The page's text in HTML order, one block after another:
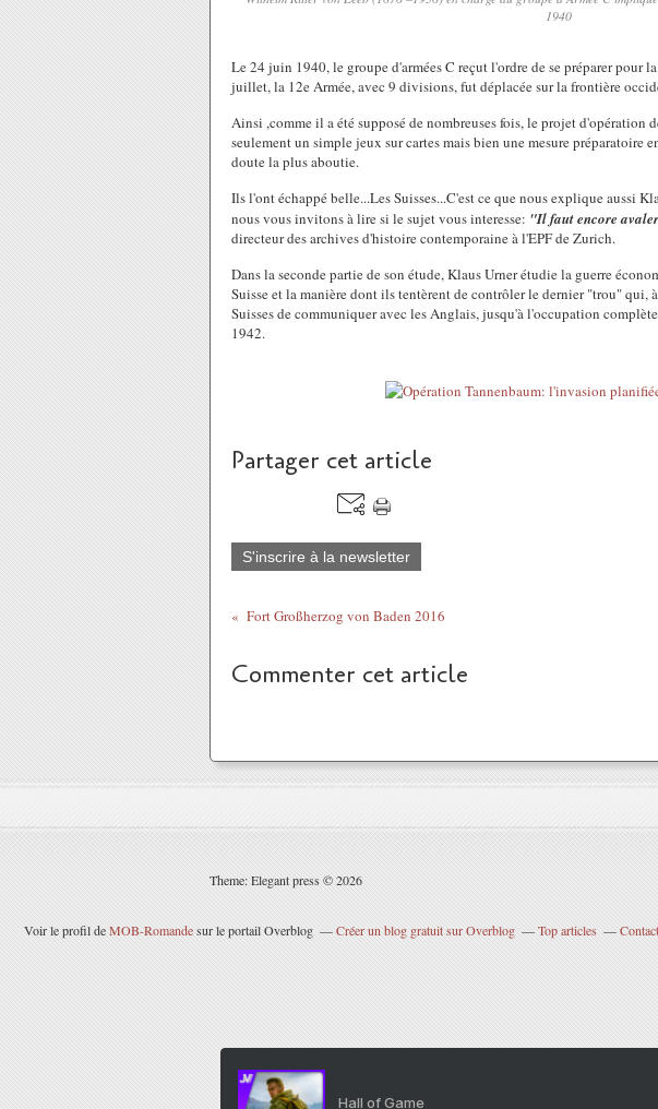
1940
Le 24 juin 1940, le groupe d'armées C reçut l'ordre de se préparer pour
juillet, la 12e Armée, avec 9 divisions, fut déplacée sur la frontière
Ainsi ,comme il a été supposé de nombreuses fois, le projet d'opération
seulement un simple jeux sur cartes mais bien une mesure préparatoire
doute la plus aboutie.
Ils l'ont échappé belle...Les Suisses...C'est ce que nous explique aussi
nous vous invitons à lire si le sujet vous interesse: "Il faut encore
directeur des archives d'histoire contemporaine à l'EPF de Zurich.
Dans la seconde partie de son étude, Klaus Urner étudie la guerre
Suisse et la manière dont ils tentèrent de contrôler le dernier "trou" qui,
Suisses de communiquer avec les Anglais, jusqu'à l'occupation
1942.
Partager cet article
S'inscrire à la newsletter
Fort Großherzog von Baden 2016
Commenter cet article
Theme: Elegant press © 2026
Voir le profil deMOB-Romandesur le portail Overblog Créer un blog gratuit sur Overblog Top articles Contact
Hall of Game